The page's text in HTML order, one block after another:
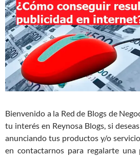
Bienvenido a la Red de Blogs de
tu interés en Reynosa Blogs, si
anunciando tus productos y/o
en contactarnos para regalarte una